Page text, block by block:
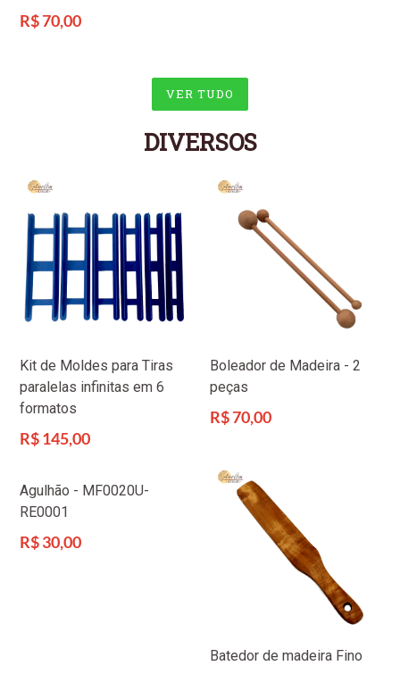
Preço
R$ 70,00
VER TUDO
DIVERSOS
Kit de Moldes para Tiras
paralelas infinitas em 6
formatos
Preço
R$ 145,00
Boleador de Madeira - 2
peças
Preço
R$ 70,00
Agulhão - MF0020U-
RE0001
Preço
R$ 30,00
Batedor de madeira Fino